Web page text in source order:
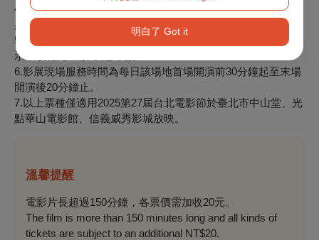
明白了 Got it
4.敬老愛心票：僅供年滿65歲以上長者或身心障礙人士與乙名
必要陪同者（須同時入場）購買。
5.持學生票、敬老愛心票，入場時請出示相關證件，如未出
示，須補足差額方能入場。
6.影展現場服務時間為每日該場地首場開演前30分鐘起至末場
開演後20分鐘止。
7.以上票種僅適用2025第27屆台北電影節於臺北市中山堂、光
點華山電影館、信義威秀影城放映。
溫馨提醒
電影片長超過150分鐘，各票價需加收20元。
The film is more than 150 minutes long and all kinds of
tickets are subject to an additional NT$20.